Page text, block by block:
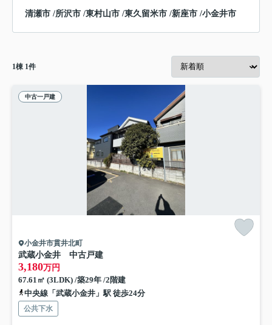
清瀬市 /所沢市 /東村山市 /東久留米市 /新座市 /小金井市
1棟 1件
中古一戸建
小金井市貫井北町
武蔵小金井 中古戸建
3,180万円
67.61㎡ (3LDK) /築29年 /2階建
中央線「武蔵小金井」駅 徒歩24分
公共下水